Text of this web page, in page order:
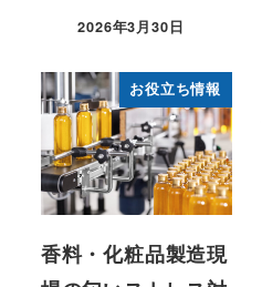
2026年3月30日
お役立ち情報
香料・化粧品製造現